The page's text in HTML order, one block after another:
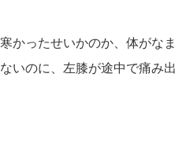
寒かったせいかのか、体がな
ないのに、左膝が途中で痛み